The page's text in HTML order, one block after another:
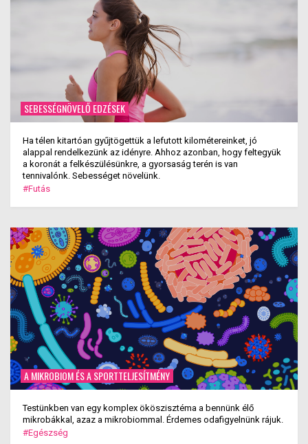
SEBESSÉGNÖVELŐ EDZÉSEK
Ha télen kitartóan gyűjtögettük a lefutott kilométereinket, jó
alappal rendelkezünk az idényre. Ahhoz azonban, hogy feltegyük
a koronát a felkészülésünkre, a gyorsaság terén is van
tennivalónk. Sebességet növelünk.
#Futás
A MIKROBIOM ÉS A SPORTTELJESÍTMÉNY
Testünkben van egy komplex ököszisztéma a bennünk élő
mikrobákkal, azaz a mikrobiommal. Érdemes odafigyelnünk rájuk.
#Egészség